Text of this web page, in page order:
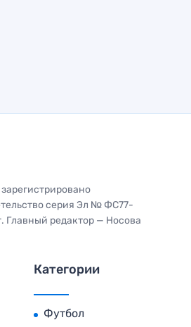
серия Эл № ФС77-
Главный редактор — Носова
Категории
Футбол